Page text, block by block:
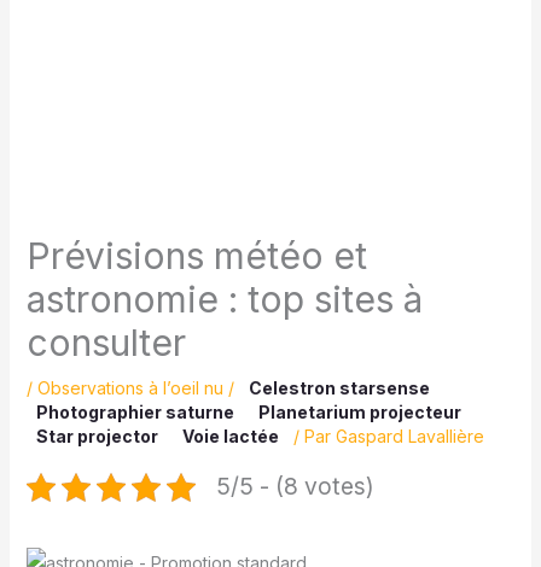
Prévisions météo et
astronomie : top sites à
consulter
/ Observations à l’oeil nu /
Celestron starsense
Photographier saturne
Planetarium projecteur
Star projector
Voie lactée / Par Gaspard Lavallière
5/5 - (8 votes)